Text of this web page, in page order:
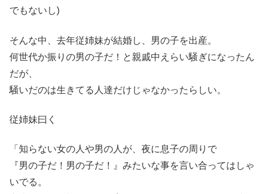
でもないし)
そんな中、去年従姉妹が結婚し、男の子を出産。
何世代か振りの男の子だ！と親戚中えらい騒ぎになったん
だが、
騒いだのは生きてる人達だけじゃなかったらしい。
従姉妹曰く
「知らない女の人や男の人が、夜に息子の周りで
『男の子だ！男の子だ！』みたいな事を言い合ってはしゃ
いでる。